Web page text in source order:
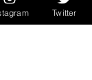
寸してありま
かめくださ
Twitter